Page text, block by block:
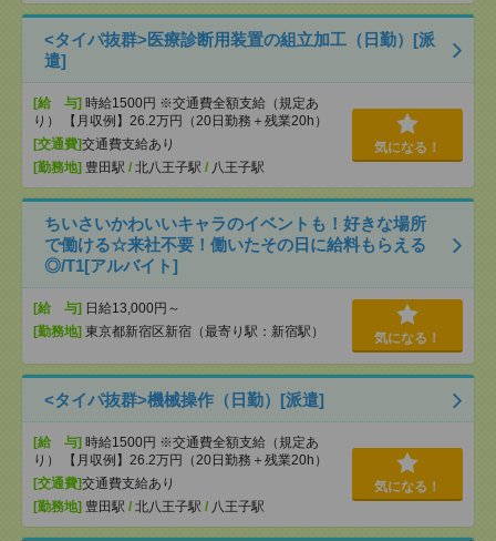
<タイパ抜群>医療診断用装置の組立加工（日勤）[派
遣]
[給 与] 時給1500円 ※交通費全額支給（規定あ
り） 【月収例】26.2万円（20日勤務＋残業20h）
[交通費]交通費支給あり
[勤務地] 豊田駅 / 北八王子駅 / 八王子駅
気になる！
ちいさいかわいいキャラのイベントも！好きな場所
で働ける☆来社不要！働いたその日に給料もらえる
◎/T1[アルバイト]
[給 与] 日給13,000円～
[勤務地] 東京都新宿区新宿（最寄り駅：新宿駅） 気になる！
<タイパ抜群>機械操作（日勤）[派遣]
[給 与] 時給1500円 ※交通費全額支給（規定あ
り） 【月収例】26.2万円（20日勤務＋残業20h）
[交通費]交通費支給あり
[勤務地] 豊田駅 / 北八王子駅 / 八王子駅
気になる！